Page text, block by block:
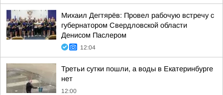
Михаил Дегтярёв: Провел рабочую встречу с
губернатором Свердловской области
Денисом Паслером
12:04
Третьи сутки пошли, а воды в Екатеринбурге
нет
12:00